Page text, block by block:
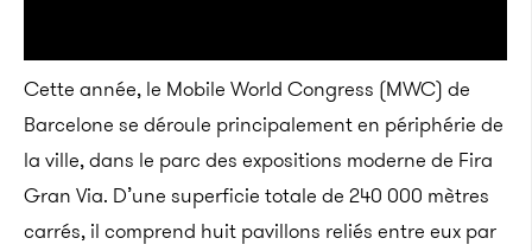
Cette année, le Mobile World Congress (MWC) de
Barcelone se déroule principalement en périphérie de
la ville, dans le parc des expositions moderne de Fira
Gran Via. D’une superficie totale de 240 000 mètres
carrés, il comprend huit pavillons reliés entre eux par